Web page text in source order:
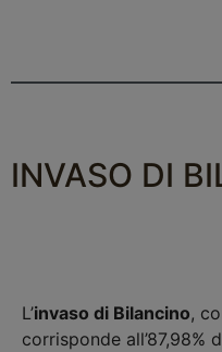
INVASO DI
L’invaso di Bilancino,
corrisponde all’87,98%